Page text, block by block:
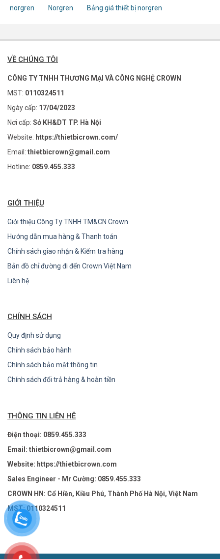
norgren
Norgren Bảng giá thiết bị norgren
VỀ CHÚNG TÔI
CÔNG TY TNHH THƯƠNG MẠI VÀ CÔNG NGHỆ CROWN
MST: 0110324511
Ngày cấp: 17/04/2023
Nơi cấp: Sở KH&DT TP. Hà Nội
Website: https://thietbicrown.com/
Email: thietbicrown@gmail.com
Hotline: 0859.455.333
GIỚI THIỆU
Giới thiệu Công Ty TNHH TM&CN Crown
Hướng dẫn mua hàng & Thanh toán
Chính sách giao nhận & Kiểm tra hàng
Bản đồ chỉ đường đi đến Crown Việt Nam
Liên hệ
CHÍNH SÁCH
Quy định sử dụng
Chính sách bảo hành
Chính sách bảo mật thông tin
Chính sách đổi trả hàng & hoàn tiền
THÔNG TIN LIÊN HỆ
Điện thoại: 0859.455.333
Email: thietbicrown@gmail.com
Website: https://thietbicrown.com
Sales Engineer - Mr Cường: 0859.455.333
CROWN HN: Cổ Hiền, Kiều Phú, Thành Phố Hà Nội, Việt Nam
MST: 0110324511